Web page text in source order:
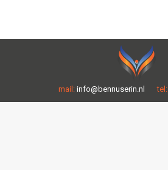
mail: info@bennuserin.nl tel: